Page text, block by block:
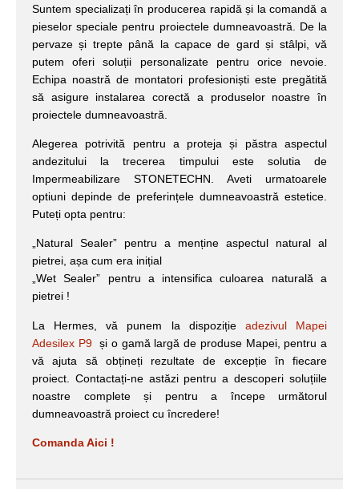
Suntem specializați în producerea rapidă și la comandă a
pieselor speciale pentru proiectele dumneavoastră. De la
pervaze și trepte până la capace de gard și stâlpi, vă
putem oferi soluții personalizate pentru orice nevoie.
Echipa noastră de montatori profesioniști este pregătită
să asigure instalarea corectă a produselor noastre în
proiectele dumneavoastră.
Alegerea potrivită pentru a proteja și păstra aspectul
andezitului la trecerea timpului este solutia de
Impermeabilizare STONETECHN. Aveti urmatoarele
optiuni depinde de preferințele dumneavoastră estetice.
Puteți opta pentru:
„Natural Sealer” pentru a menține aspectul natural al
pietrei, așa cum era inițial
„Wet Sealer” pentru a intensifica culoarea naturală a
pietrei !
La Hermes, vă punem la dispoziție adezivul Mapei
Adesilex P9și o gamă largă de produse Mapei, pentru a
vă ajuta să obțineți rezultate de excepție în fiecare
proiect. Contactați-ne astăzi pentru a descoperi soluțiile
noastre complete și pentru a începe următorul
dumneavoastră proiect cu încredere!
Comanda Aici !